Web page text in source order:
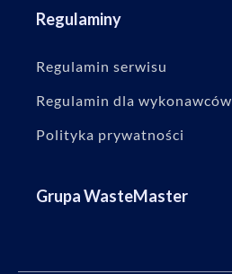
Regulaminy
Regulamin serwisu
Regulamin dla wykonawców
Polityka prywatności
Grupa WasteMaster